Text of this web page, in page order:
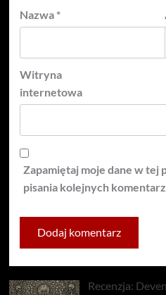
Nazwa *
Witryna
internetowa
Zapamiętaj moje dane w tej
pisania kolejnych
Recenzja: